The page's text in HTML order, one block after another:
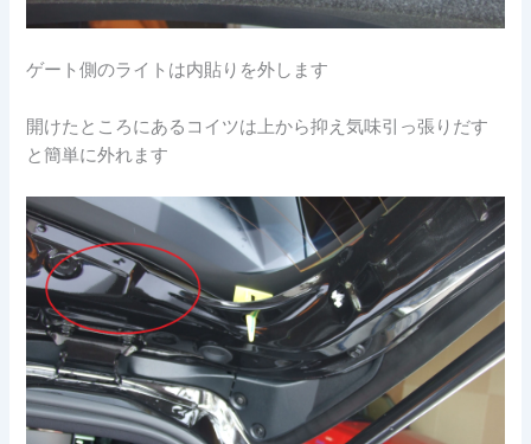
ゲート側のライトは内貼りを外します
開けたところにあるコイツは上から抑え気味引っ張りだす
と簡単に外れます